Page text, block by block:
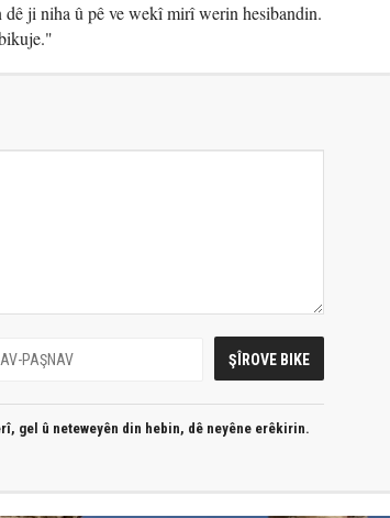
ji niha û pê ve wekî mirî werin hesibandin.
gel û neteweyên din hebin, dê neyêne erêkirin.